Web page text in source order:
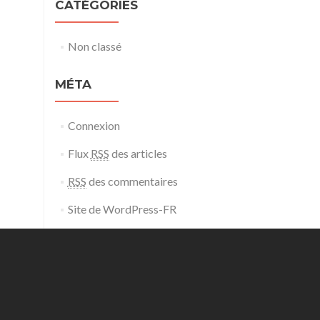
CATÉGORIES
Non classé
MÉTA
Connexion
Flux RSS des articles
RSS des commentaires
Site de WordPress-FR